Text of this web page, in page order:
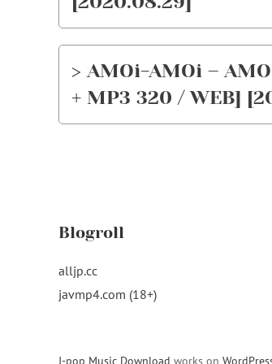
> AMOi-AMOi –
+ MP3 320 / WEB]
Blogroll
alljp.cc
javmp4.com (18+)
J-pop Music Download works on